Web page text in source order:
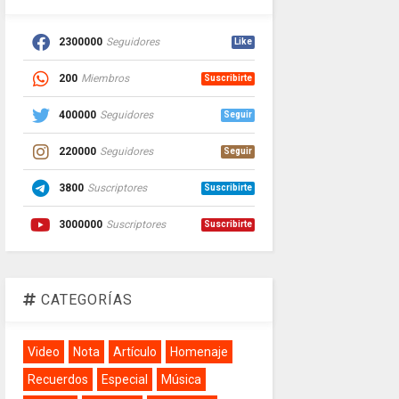
2300000 Seguidores Like
200 Miembros Suscribirte
400000 Seguidores Seguir
220000 Seguidores Seguir
3800 Suscriptores Suscribirte
3000000 Suscriptores Suscribirte
CATEGORÍAS
Video Nota Artículo
Homenaje
Recuerdos
Especial Música